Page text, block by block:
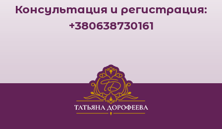
Консультация и регистрация:
+380638730161